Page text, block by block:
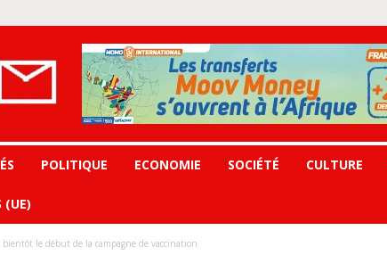
POLITIQUE ECONOMIE SOCIÉTÉ CULTURE
(UE)
bientôt le début de la campagne de vaccination